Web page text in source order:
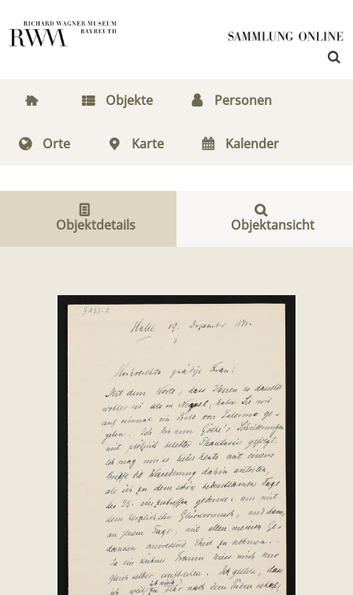
Objekte Personen
Orte Karte Kalender
Objektdetails Objektansicht